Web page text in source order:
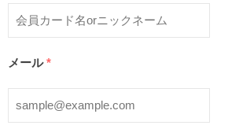
メール *